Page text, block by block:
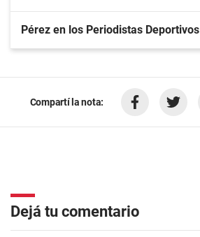
Pérez en los Periodistas Deportivos
Compartí la nota:
Dejá tu comentario